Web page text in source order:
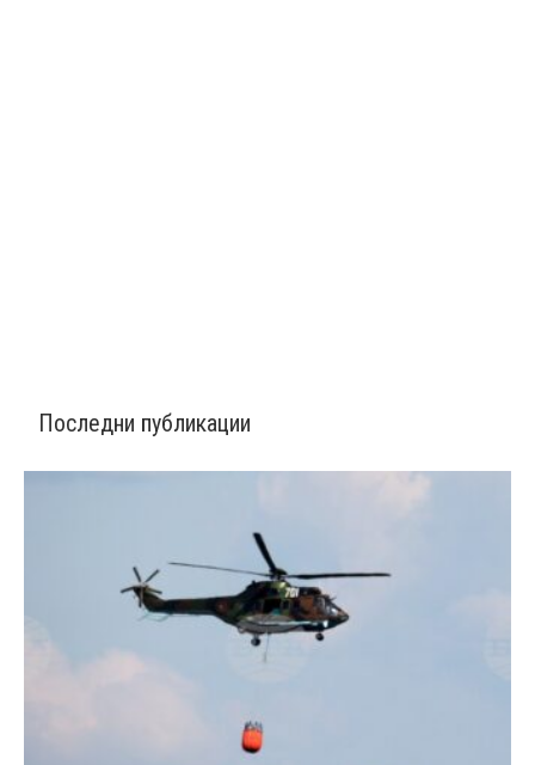
Последни публикации